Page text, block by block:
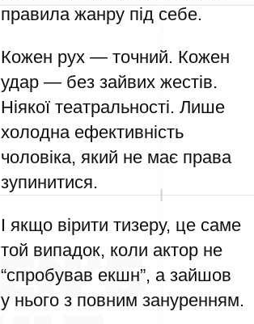
правила жанру під себе.
Кожен рух — точний. Кожен
удар — без зайвих жестів.
Ніякої театральності. Лише
холодна ефективність
чоловіка, який не має права
зупинитися.
І якщо вірити тизеру, це саме
той випадок, коли актор не
“спробував екшн”, а зайшов
у нього з повним зануренням.